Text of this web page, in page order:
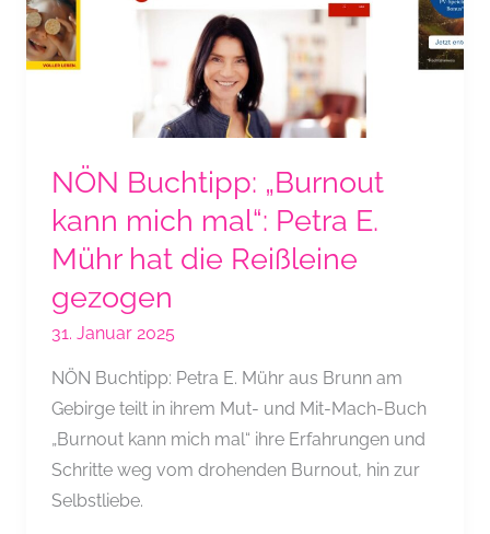
vom
drohenden
NÖN Buchtipp: „Burnout
kann mich mal“: Petra E.
Mühr hat die Reißleine
gezogen
31. Januar 2025
NÖN Buchtipp: Petra E. Mühr aus Brunn am
Gebirge teilt in ihrem Mut- und Mit-Mach-Buch
„Burnout kann mich mal“ ihre Erfahrungen und
Schritte weg vom drohenden Burnout, hin zur
Selbstliebe.